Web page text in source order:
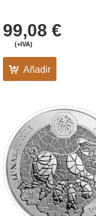
99,08 €
(+IVA)
Añadir